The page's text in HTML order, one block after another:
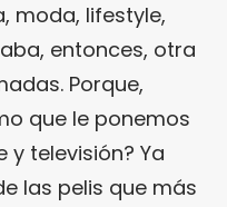
moda, lifestyle,
entonces, otra
Porque,
que le ponemos
y televisión? Ya
las pelis que más